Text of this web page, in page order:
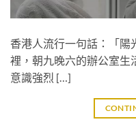
香港人流行一句話：「陽
裡，朝九晚六的辦公室生
意識強烈 […]